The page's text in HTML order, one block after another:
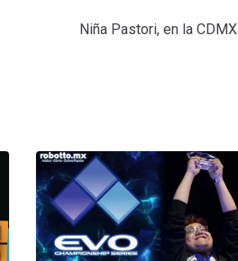
Niña Pastori, en la CDMX